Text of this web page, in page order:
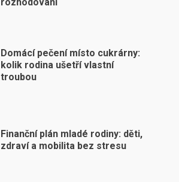
Domácí pečení místo cukrárny:
kolik rodina ušetří vlastní
troubou
Finanční plán mladé rodiny: děti,
zdraví a mobilita bez stresu